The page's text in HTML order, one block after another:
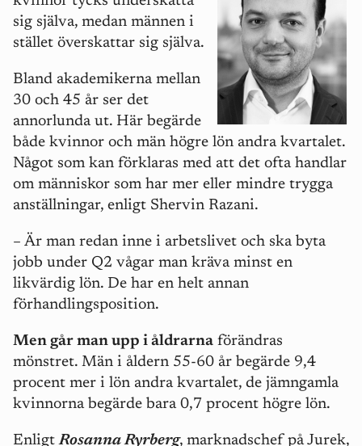
sig själva, medan männen i
stället överskattar sig själva.
Bland akademikerna mellan
30 och 45 år ser det
annorlunda ut. Här begärde
både kvinnor och män högre lön andra kvartalet.
Något som kan förklaras med att det ofta handlar
om människor som har mer eller mindre trygga
anställningar, enligt Shervin Razani.
– Är man redan inne i arbetslivet och ska byta
jobb under Q2 vågar man kräva minst en
likvärdig lön. De har en helt annan
förhandlingsposition.
Men går man upp i åldrarna förändras
mönstret. Män i åldern 55-60 år begärde 9,4
procent mer i lön andra kvartalet, de jämngamla
kvinnorna begärde bara 0,7 procent högre lön.
EnligtRosanna Ryrberg, marknadschef på Jurek,